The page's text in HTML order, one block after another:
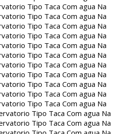
Tipo Taca Com agua Na
Tipo Taca Com agua Na
Tipo Taca Com agua Na
Tipo Taca Com agua Na
Tipo Taca Com agua Na
Tipo Taca Com agua Na
Tipo Taca Com agua Na
Tipo Taca Com agua Na
Tipo Taca Com agua Na
Tipo Taca Com agua Na
Tipo Taca Com agua Na
Tipo Taca Com agua Na
Tipo Taca Com agua Na